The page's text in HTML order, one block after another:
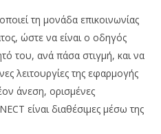
τη μονάδα επικοινωνίας
ώστε να είναι ο οδηγός
του, ανά πάσα στιγμή, και να
λειτουργίες της εφαρμογής
άνεση, ορισμένες
είναι διαθέσιμες μέσω της